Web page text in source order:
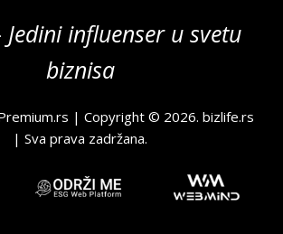
Jedini influenser u svetu
biznisa
| Copyright © 2026.bizlife.rs
| Sva prava zadržana.